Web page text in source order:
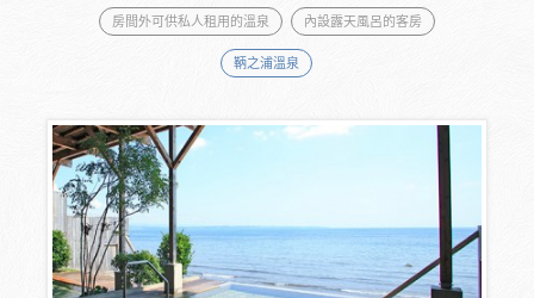
房間外可供私人租用的溫泉 內設露天風呂的客房
鞆之浦溫泉